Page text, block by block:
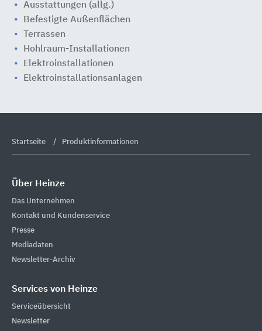
Ausstattungen (allg.)
Befestigte Außenflächen
Terrassen
Hohlraum-Installationen
Elektroinstallationen
Elektroinstallationsanlagen
Startseite Produktinformationen
Über Heinze
Das Unternehmen
Kontakt und Kundenservice
Presse
Mediadaten
Newsletter-Archiv
Services von Heinze
Serviceübersicht
Newsletter